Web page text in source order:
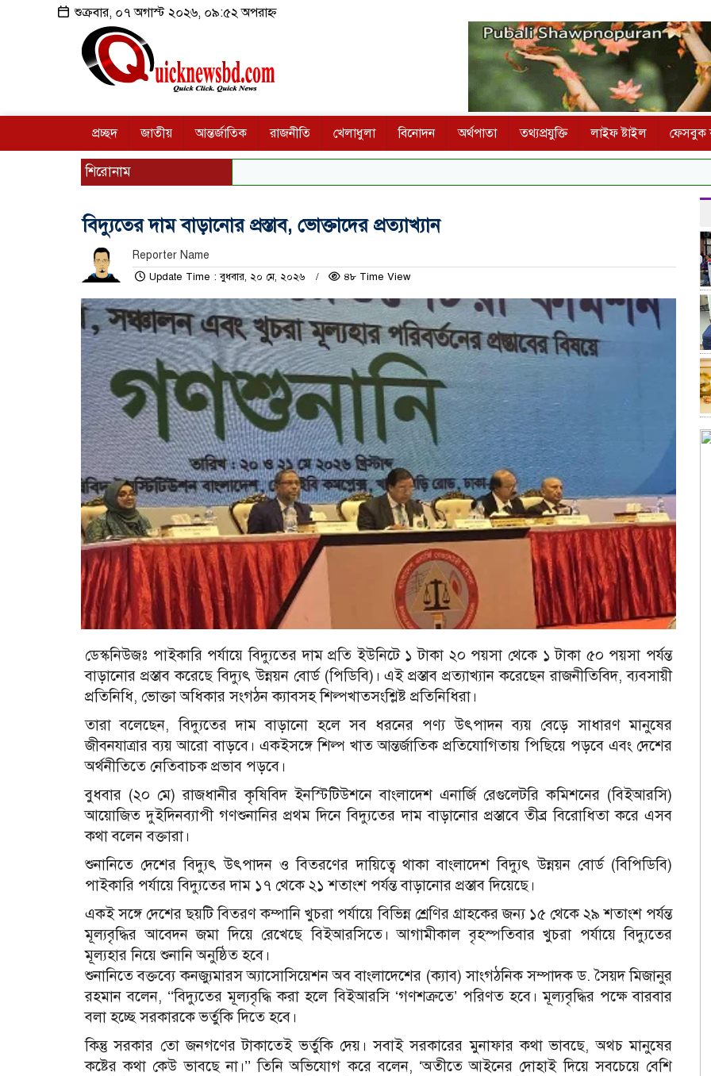
শুক্রবার, ০৭ অগাস্ট ২০২৬, ০৯:৫২ অপরাহ্ন
প্রচ্ছদ জাতীয় আন্তর্জাতিক রাজনীতি খেলাধুলা বিনোদন অর্থপাতা তথ্যপ্রযুক্তি লাইফ ষ্টাইল ফেসবুক
শিরোনাম
বিদ্যুতের দাম বাড়ানোর প্রস্তাব, ভোক্তাদের প্রত্যাখ্যান
Reporter Name
Update Time : বুধবার, ২০ মে, ২০২৬ ৪৮ Time View
ডেস্কনিউজঃ পাইকারি পর্যায়ে বিদ্যুতের দাম প্রতি ইউনিটে ১ টাকা ২০ পয়সা থেকে ১ টাকা ৫০ পয়সা পর্যন্ত
বাড়ানোর প্রস্তাব করেছে বিদ্যুৎ উন্নয়ন বোর্ড (পিডিবি)। এই প্রস্তাব প্রত্যাখ্যান করেছেন রাজনীতিবিদ, ব্যবসায়ী
প্রতিনিধি, ভোক্তা অধিকার সংগঠন ক্যাবসহ শিল্পখাতসংশ্লিষ্ট প্রতিনিধিরা।
তারা বলেছেন, বিদ্যুতের দাম বাড়ানো হলে সব ধরনের পণ্য উৎপাদন ব্যয় বেড়ে সাধারণ মানুষের
জীবনযাত্রার ব্যয় আরো বাড়বে। একইসঙ্গে শিল্প খাত আন্তর্জাতিক প্রতিযোগিতায় পিছিয়ে পড়বে এবং দেশের
অর্থনীতিতে নেতিবাচক প্রভাব পড়বে।
বুধবার (২০ মে) রাজধানীর কৃষিবিদ ইনস্টিটিউশনে বাংলাদেশ এনার্জি রেগুলেটরি কমিশনের (বিইআরসি)
আয়োজিত দুইদিনব্যাপী গণশুনানির প্রথম দিনে বিদ্যুতের দাম বাড়ানোর প্রস্তাবে তীব্র বিরোধিতা করে এসব
কথা বলেন বক্তারা।
শুনানিতে দেশের বিদ্যুৎ উৎপাদন ও বিতরণের দায়িত্বে থাকা বাংলাদেশ বিদ্যুৎ উন্নয়ন বোর্ড (বিপিডিবি)
পাইকারি পর্যায়ে বিদ্যুতের দাম ১৭ থেকে ২১ শতাংশ পর্যন্ত বাড়ানোর প্রস্তাব দিয়েছে।
একই সঙ্গে দেশের ছয়টি বিতরণ কম্পানি খুচরা পর্যায়ে বিভিন্ন শ্রেণির গ্রাহকের জন্য ১৫ থেকে ২৯ শতাংশ পর্যন্ত
মূল্যবৃদ্ধির আবেদন জমা দিয়ে রেখেছে বিইআরসিতে। আগামীকাল বৃহস্পতিবার খুচরা পর্যায়ে বিদ্যুতের
মূল্যহার নিয়ে শুনানি অনুষ্ঠিত হবে।
শুনানিতে বক্তব্যে কনজ্যুমারস অ্যাসোসিয়েশন অব বাংলাদেশের (ক্যাব) সাংগঠনিক সম্পাদক ড. সৈয়দ মিজানুর
রহমান বলেন, ‘‘বিদ্যুতের মূল্যবৃদ্ধি করা হলে বিইআরসি ‘গণশত্রুতে’ পরিণত হবে। মূল্যবৃদ্ধির পক্ষে বারবার
বলা হচ্ছে সরকারকে ভর্তুকি দিতে হবে।
কিন্তু সরকার তো জনগণের টাকাতেই ভর্তুকি দেয়। সবাই সরকারের মুনাফার কথা ভাবছে, অথচ মানুষের
কষ্টের কথা কেউ ভাবছে না।’’তিনি অভিযোগ করে বলেন, ‘অতীতে আইনের দোহাই দিয়ে সবচেয়ে বেশি